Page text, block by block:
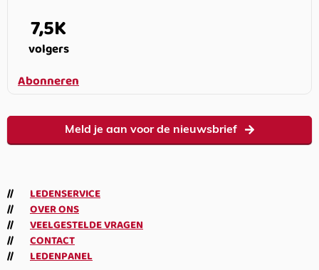
7,5K
volgers
Abonneren
Meld je aan voor de nieuwsbrief
LEDENSERVICE
OVER ONS
VEELGESTELDE VRAGEN
CONTACT
LEDENPANEL